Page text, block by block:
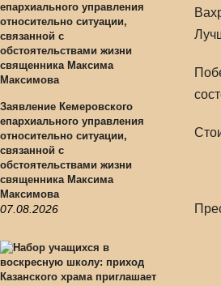
Заявление Кемеровского
епархиального управления
относительно ситуации,
связанной с
обстоятельствами жизни
священника Максима
Максимова
07.08.2026